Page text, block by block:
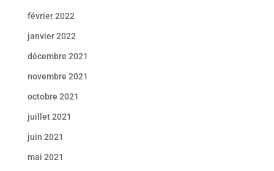
février 2022
janvier 2022
décembre 2021
novembre 2021
octobre 2021
juillet 2021
juin 2021
mai 2021